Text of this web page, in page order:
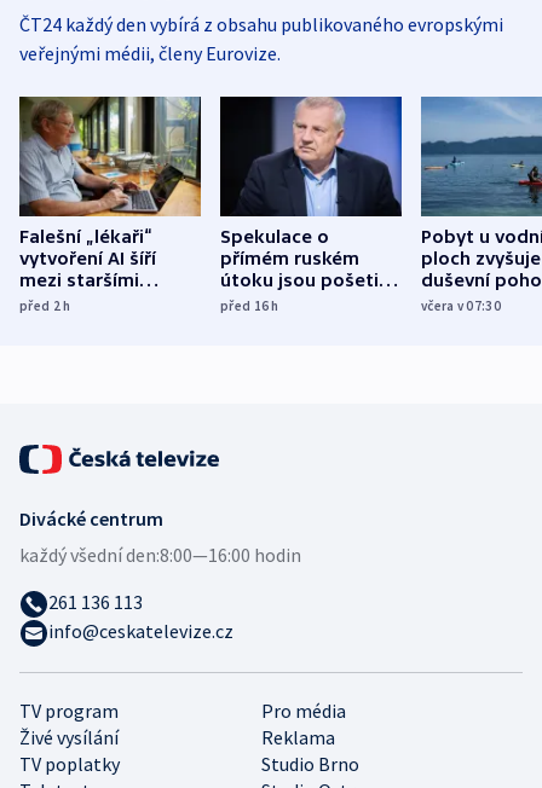
ČT24 každý den vybírá z obsahu publikovaného evropskými
veřejnými médii, členy Eurovize.
Falešní „lékaři“
vytvoření AI šíří
mezi staršími
Poláky nebezpečné
před 2h
Spekulace o
přímém ruském
útoku jsou pošetilé,
míní estonský
před 16h
Pobyt u
ploch zvyšuje
duševní
ukázala
včera v 07:30
TV program
Pro média
Živé vysílání
Reklama
TV poplatky
Studio Brno
Divácké centrum
každý všední den:8:00—16:00 hodin
261 136 113
info@ceskatelevize.cz